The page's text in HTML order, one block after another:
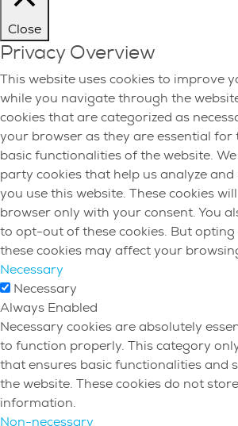
Close
Privacy Overview
This website uses cookies to improve
while you navigate through the
cookies that are categorized as
your browser as they are essential for
basic functionalities of the website.
party cookies that help us analyze
you use this website. These cookies
browser only with your consent. You
to opt-out of these cookies. But
these cookies may affect your
Necessary
Necessary
Always Enabled
Necessary cookies are absolutely
to function properly. This category
that ensures basic functionalities and
the website. These cookies do not
information.
Non-necessary